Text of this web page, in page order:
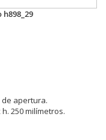
apertura.
250 milímetros.